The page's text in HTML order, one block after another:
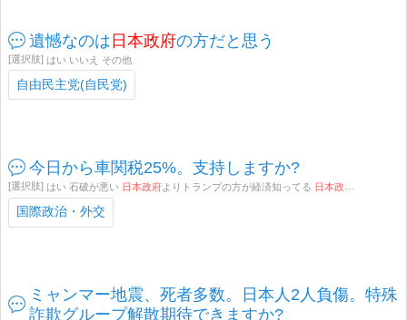
遺憾なのは 日本政府の方だと思う
はい いいえ その他
自由民主党(自民党)
今日から車関税25%。支持しますか?
はい 石破が悪い 日本政府よりトランプの方が経済知ってる 日本政府
国際政治・外交
ミャンマー地震、死者多数。日本人2人負傷。特殊
詐欺グループ解散期待できますか?